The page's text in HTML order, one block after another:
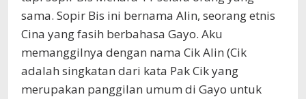
sama. Sopir Bis ini bernama Alin, seorang etnis
Cina yang fasih berbahasa Gayo. Aku
memanggilnya dengan nama Cik Alin (Cik
adalah singkatan dari kata Pak Cik yang
merupakan panggilan umum di Gayo untuk